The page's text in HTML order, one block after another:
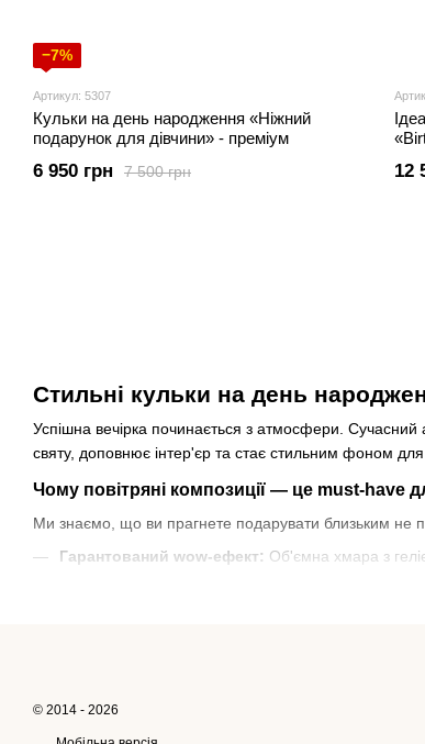
Стильні кульки на день
Успішна вечірка починається з атмосфери.
святу, доповнює інтер'єр та стає стильним фоном
Чому повітряні композиції — це must-have
Ми знаємо, що ви прагнете подарувати близьким не
Гарантований wow-ефект: Об'ємна хмара з
Ми слідкуємо за актуальними тенденціями у сфері
Метрові гіганти для
−7%
Артикул: 5307
Кульки на день народження «Ніжний
подарунок для дівчини» - преміум
7 500 грн
6 950 грн 12
© 2014 - 2026